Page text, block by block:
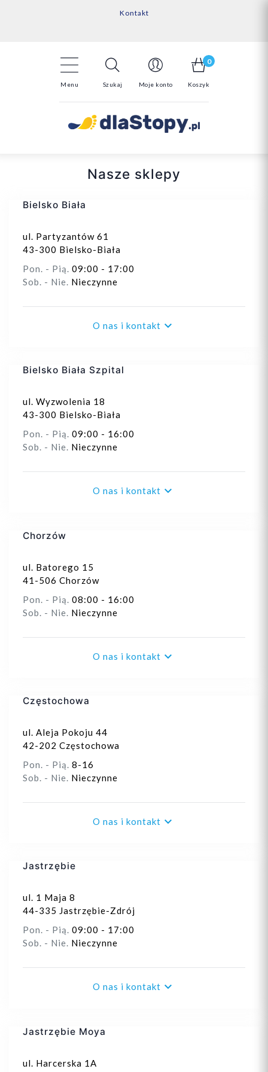
Kontakt
14 Dni na darmowy zwrot*
Menu Szukaj Moje konto
0
Koszyk
Nasze sklepy
Bielsko Biała
ul. Partyzantów 61
43-300 Bielsko-Biała
Pon. - Pią. 09:00 - 17:00
Sob. - Nie. Nieczynne
O nas i kontakt 
Bielsko Biała Szpital
ul. Wyzwolenia 18
43-300 Bielsko-Biała
Pon. - Pią. 09:00 - 16:00
Sob. - Nie. Nieczynne
O nas i kontakt 
Chorzów
ul. Batorego 15
41-506 Chorzów
Pon. - Pią. 08:00 - 16:00
Sob. - Nie. Nieczynne
O nas i kontakt 
Częstochowa
ul. Aleja Pokoju 44
42-202 Częstochowa
Pon. - Pią. 8-16
Sob. - Nie. Nieczynne
O nas i kontakt 
Jastrzębie
ul. 1 Maja 8
44-335 Jastrzębie-Zdrój
Pon. - Pią. 09:00 - 17:00
Sob. - Nie. Nieczynne
O nas i kontakt 
Jastrzębie Moya
ul. Harcerska 1A